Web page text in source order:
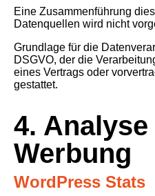
Eine Zusammenführung
Datenquellen wird nicht
Grundlage für die
DSGVO, der die
eines Vertrags oder
gestattet.
4.
Werbung
WordPress Stats